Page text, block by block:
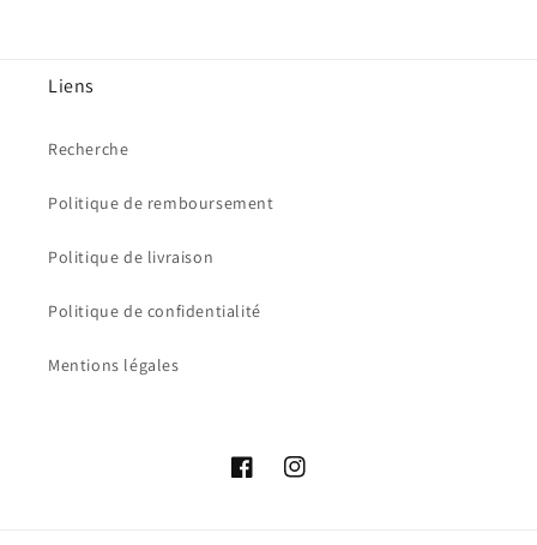
Liens
Recherche
Politique de remboursement
Politique de livraison
Politique de confidentialité
Mentions légales
FacebookInstagram